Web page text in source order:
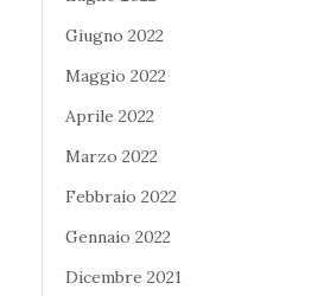
Giugno 2022
Maggio 2022
Aprile 2022
Marzo 2022
Febbraio 2022
Gennaio 2022
Dicembre 2021